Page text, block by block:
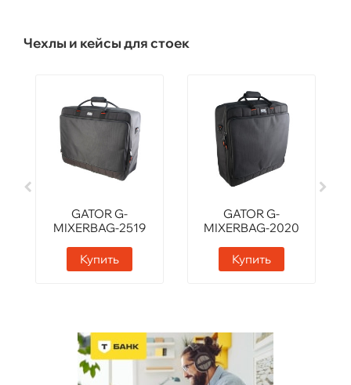
Чехлы и кейсы для стоек
GATOR G-
MIXERBAG-2519
Купить
GATOR G-
MIXERBAG-2020
Купить